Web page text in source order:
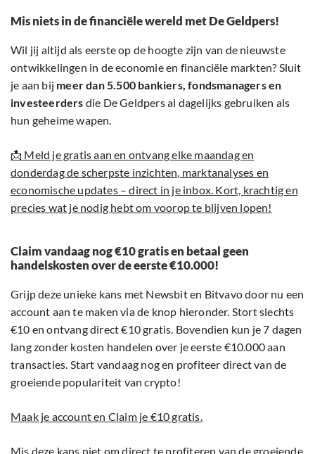
Mis niets in de financiële wereld met De Geldpers!
Wil jij altijd als eerste op de hoogte zijn van de nieuwste
ontwikkelingen in de economie en financiële markten? Sluit
je aan bij meer dan 5.500 bankiers, fondsmanagers en
investeerders die De Geldpers al dagelijks gebruiken als
hun geheime wapen.
📩 Meld je gratis aan en ontvang elke maandag en
donderdag de scherpste inzichten, marktanalyses en
economische updates – direct in je inbox. Kort, krachtig en
precies wat je nodig hebt om voorop te blijven lopen!
Claim vandaag nog €10 gratis en betaal geen
handelskosten over de eerste €10.000!
Grijp deze unieke kans met Newsbit en Bitvavo door nu een
account aan te maken via de knop hieronder. Stort slechts
€10 en ontvang direct €10 gratis. Bovendien kun je 7 dagen
lang zonder kosten handelen over je eerste €10.000 aan
transacties. Start vandaag nog en profiteer direct van de
groeiende populariteit van crypto!
Maak je account en Claim je €10 gratis.
Mis deze kans niet om direct te profiteren van de groeiende